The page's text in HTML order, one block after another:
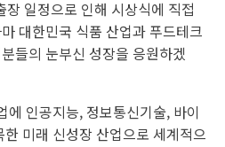
일정으로 인해 시상식에 직접
대한민국 식품 산업과 푸드테크
들의 눈부신 성장을 응원하겠
에 인공지능, 정보통신기술, 바이
미래 신성장 산업으로 세계적으